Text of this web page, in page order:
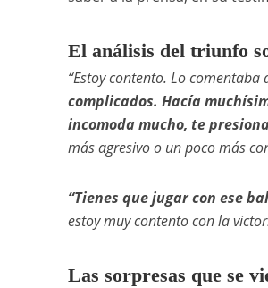
El análisis del triunfo
“Estoy contento. Lo
complicados. Hacía
incomoda mucho, te
más agresivo o un poco más
“Tienes que jugar con ese
estoy muy contento con la
Las sorpresas que se